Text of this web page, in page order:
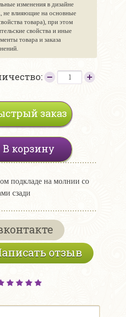
изменения в дизайне
не влияющие на основные
товара), при этом
свойства и иные
товара и заказа
заказ
В корзину
подкладе на молнии со
сзади
отзыв